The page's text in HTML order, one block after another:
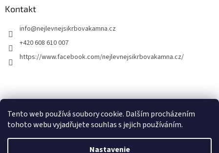
Tento web používá soubory cookie. Dalším procházením
tohoto webu vyjadřujete souhlas s jejich používáním.
Nastavenie
Kontakt
info@nejlevnejsikrbovakamna.cz
+420 608 610 007
https://www.facebook.com/nejlevnejsikrbovakamna.cz/